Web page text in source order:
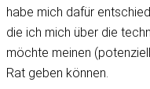
habe mich dafür
die ich mich über die
möchte meinen
Rat geben können.